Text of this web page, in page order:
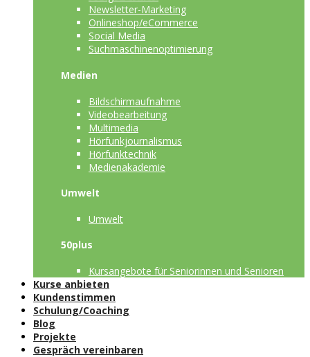
Newsletter-Marketing
Onlineshop/eCommerce
Social Media
Suchmaschinenoptimierung
Medien
Bildschirmaufnahme
Videobearbeitung
Multimedia
Hörfunkjournalismus
Hörfunktechnik
Medienakademie
Umwelt
Umwelt
50plus
Kursangebote für Seniorinnen und Senioren
Kurse anbieten
Kundenstimmen
Schulung/Coaching
Blog
Projekte
Gespräch vereinbaren